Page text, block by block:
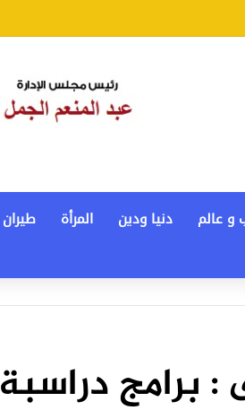
و عالم دنيا ودين المرأة طيران
: برامج دراسبة